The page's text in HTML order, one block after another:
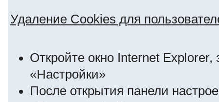
Удаление Cookies для
Откройте окно Internet
«Настройки»
После открытия панели